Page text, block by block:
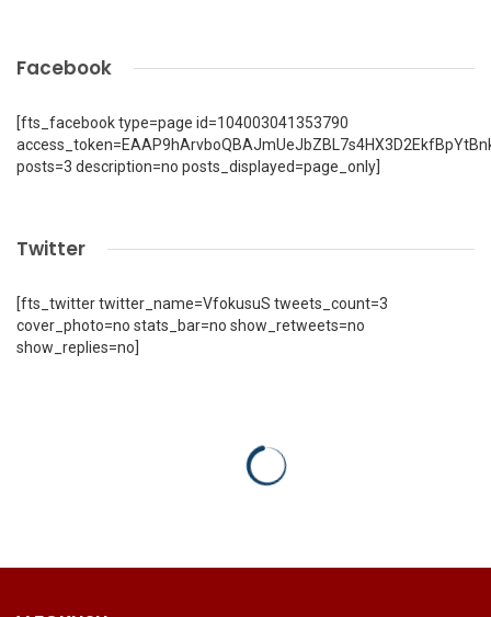
Facebook
[fts_facebook type=page id=104003041353790
posts=3 description=no posts_displayed=page_only]
Twitter
[fts_twitter twitter_name=VfokusuS tweets_count=3
cover_photo=no stats_bar=no show_retweets=no
show_replies=no]